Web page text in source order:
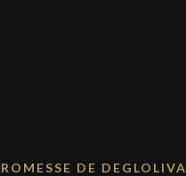
DE DEGLOLIVA